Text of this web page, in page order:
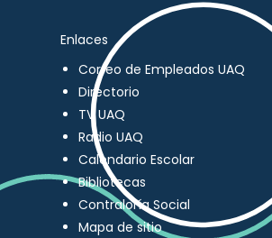
Enlaces
Correo de Empleados UAQ
Directorio
TV UAQ
Radio UAQ
Calendario Escolar
Bibliotecas
Contraloría Social
Mapa de sitio